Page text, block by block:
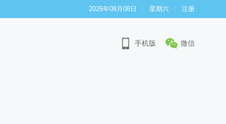
2026年08月08日 星期六 注册
手机版 微信